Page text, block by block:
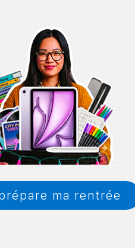
ma rentrée